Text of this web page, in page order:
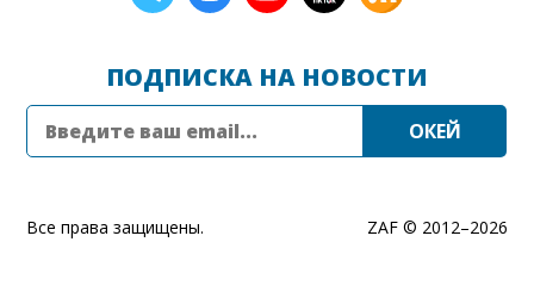
ПОДПИСКА НА НОВОСТИ
ZAF © 2012–2026
Все права защищены.